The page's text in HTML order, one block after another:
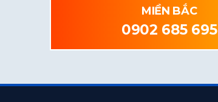
MIỀN BẮC
0902 685 695